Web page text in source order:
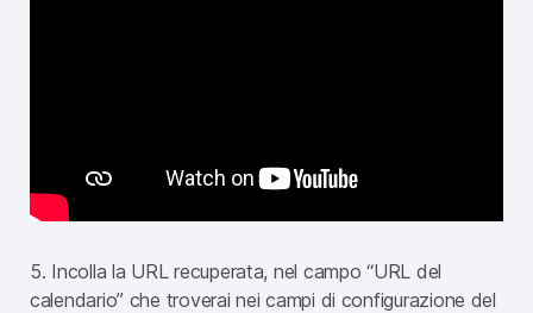
5. Incolla la URL recuperata, nel campo “URL del
calendario” che troverai nei campi di configurazione del